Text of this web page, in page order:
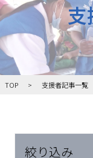
支
TOP 支援者記事一覧
絞り込み